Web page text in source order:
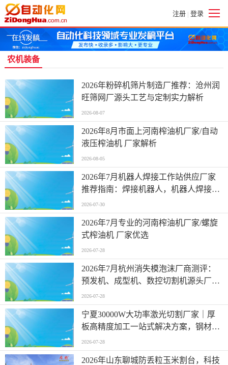
注册 | 登录
农机装备
2026年粉碎机筛片制造厂推荐：沧州润
旺筛网厂源头工艺与定制实力解析
2026-08-07
2026年8月市面上河南榨油机厂家/自动
液压榨油机 厂家解析
2026-08-05
2026年7月机器人焊接工作站供应厂家
推荐指南：焊接机器人，机器人焊接手
臂公司优选！
2026-07-30
2026年7月专业的河南榨油机厂家/螺旋
式榨油机 厂家优选
2026-07-28
2026年7月杭州消失模泡沫厂商测评：
预发机、成型机、数控切割机源头厂家
分析
2026-07-28
宁夏30000W大功率激光切割厂家｜厚
板高精度加工一站式解决方案，钢材加
工/异形不锈钢件加工，激光切割实力厂
家推荐
2026-07-28
2026年山东聊城防丢粒玉米割台，科技